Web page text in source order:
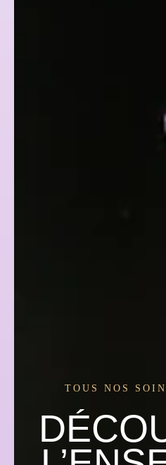
TOUS NOS